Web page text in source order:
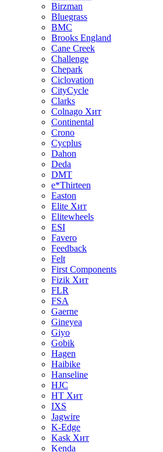
Birzman
Bluegrass
BMC
Brooks England
Cane Creek
Challenge
Chepark
Ciclovation
CityCycle
Clarks
Colnago Хит
Continental
Crono
Cycplus
Dahon
Deda
DMT
e*Thirteen
Easton
Elite Хит
Elitewheels
ESI
Favero
Feedback
Felt
First Components
Fizik Хит
FLR
FSA
Gaerne
Gineyea
Giyo
Gobik
Hagen
Haibike
Hanseline
HJC
HT Хит
IXS
Jagwire
K-Edge
Kask Хит
Kenda